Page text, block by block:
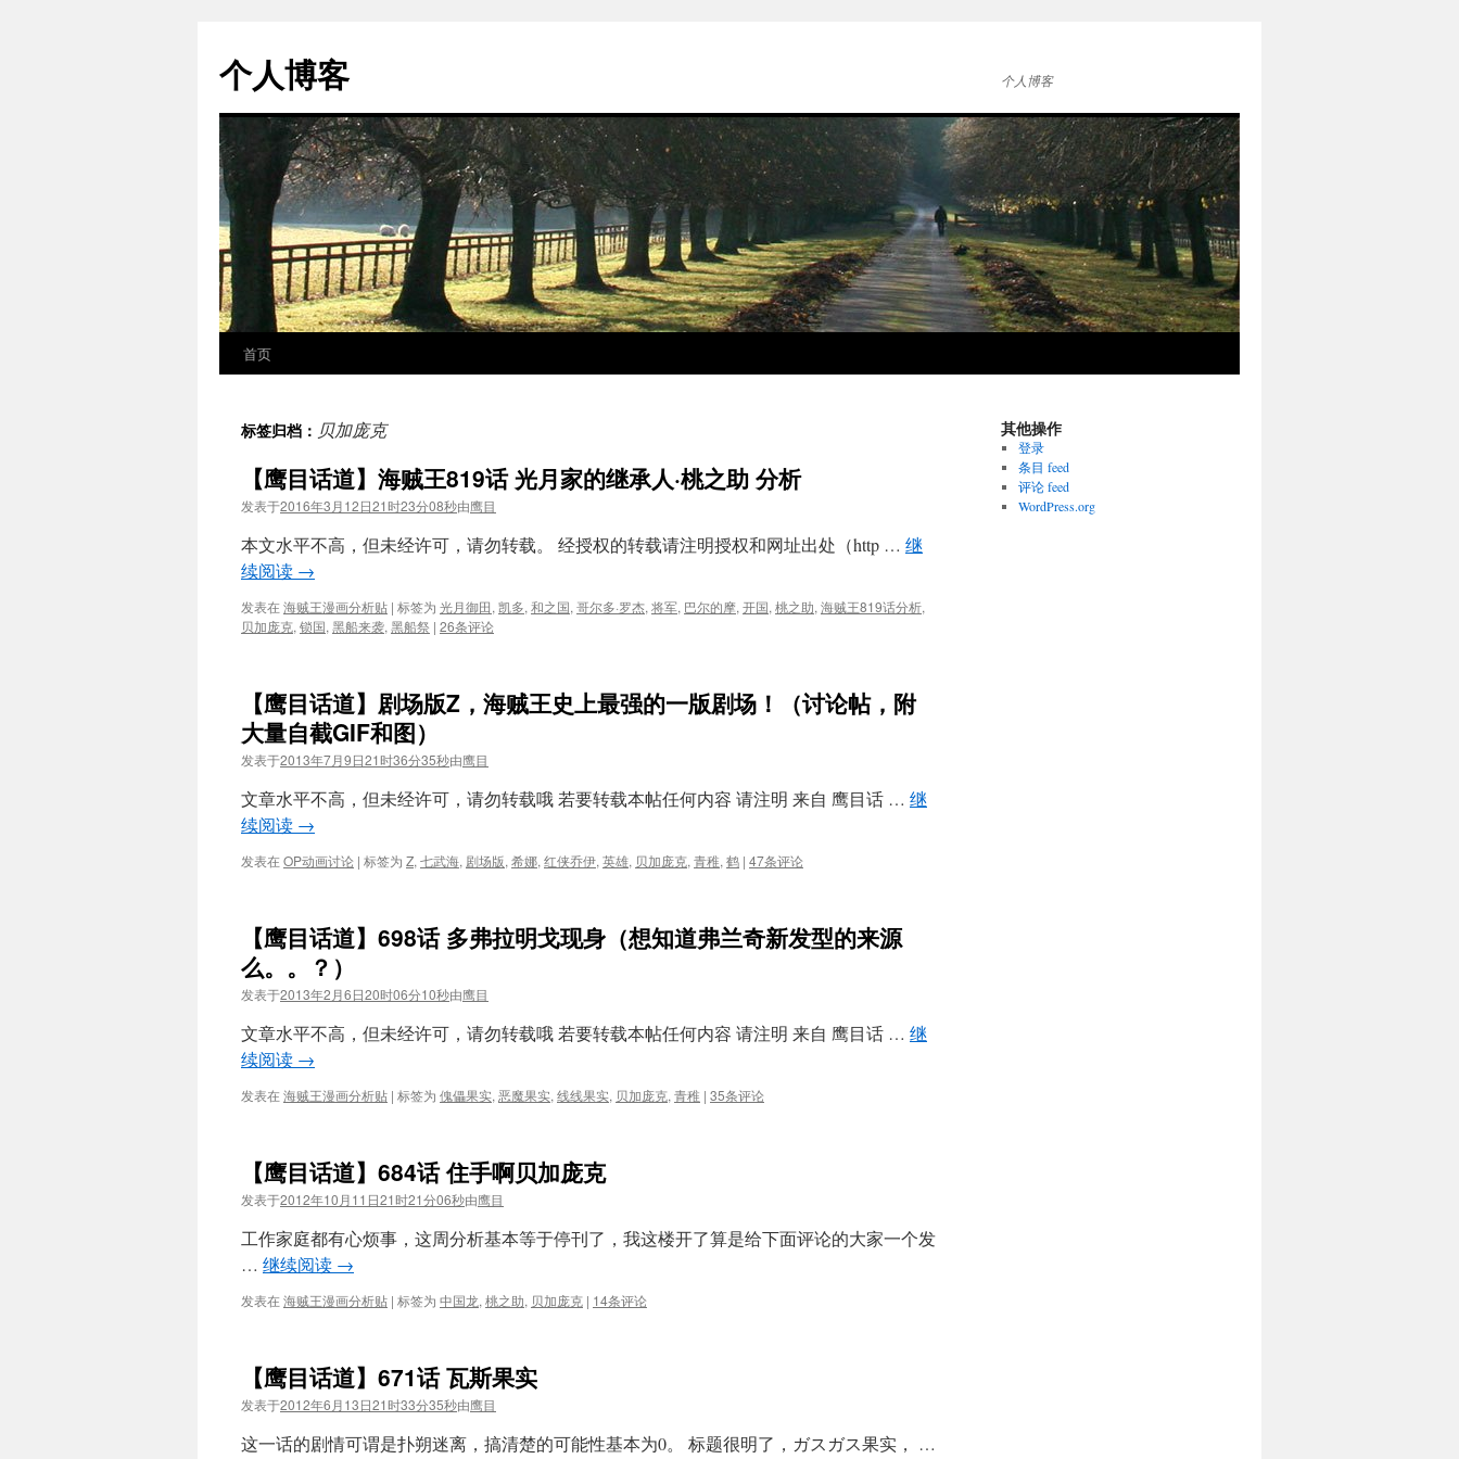
个人博客 个人博客
正
首页
标签归档： 贝加庞克
【鹰目话道】海贼王819话 光月家的继承人·桃之助 分析
发表于2016年3月12日21时23分08秒由鹰目
本文水平不高，但未经许可，请勿转载。 经授权的转载请注明授权和网址出处（http … 继
续阅读 →
发表在海贼王漫画分析贴 | 标签为 光月御田, 凯多, 和之国, 哥尔多·罗杰, 将军, 巴尔的摩, 开国, 桃之助, 海贼王819话分析,
贝加庞克, 锁国, 黑船来袭, 黑船祭 | 26条评论
【鹰目话道】剧场版Z，海贼王史上最强的一版剧场！（讨论帖，附
大量自截GIF和图）
发表于2013年7月9日21时36分35秒由鹰目
文章水平不高，但未经许可，请勿转载哦 若要转载本帖任何内容 请注明 来自 鹰目话 … 继
续阅读 →
发表在OP动画讨论 | 标签为 Z, 七武海, 剧场版, 希娜, 红侠乔伊, 英雄, 贝加庞克, 青稚, 鹤 | 47条评论
【鹰目话道】698话 多弗拉明戈现身（想知道弗兰奇新发型的来源
么。。？）
发表于2013年2月6日20时06分10秒由鹰目
文章水平不高，但未经许可，请勿转载哦 若要转载本帖任何内容 请注明 来自 鹰目话 … 继
续阅读 →
发表在海贼王漫画分析贴 | 标签为 傀儡果实, 恶魔果实, 线线果实, 贝加庞克, 青稚 | 35条评论
【鹰目话道】684话 住手啊贝加庞克
发表于2012年10月11日21时21分06秒由鹰目
工作家庭都有心烦事，这周分析基本等于停刊了，我这楼开了算是给下面评论的大家一个发
… 继续阅读 →
发表在海贼王漫画分析贴 | 标签为 中国龙, 桃之助, 贝加庞克 | 14条评论
【鹰目话道】671话 瓦斯果实
发表于2012年6月13日21时33分35秒由鹰目
这一话的剧情可谓是扑朔迷离，搞清楚的可能性基本为0。 标题很明了，ガスガス果实， …
其他操作
登录
条目 feed
评论 feed
WordPress.org